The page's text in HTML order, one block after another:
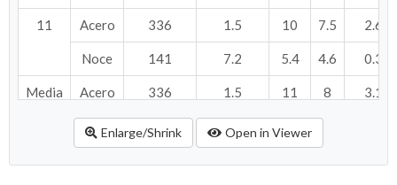
11 Acero 336 1.5 10 7.5 2.63
Noce 141 7.2 5.4 4.6 0.32
Media Acero 336 1.5 11 8 3.19
Noce 145 4.9 5.6 4.7
Enlarge/Shrink Open in Viewer